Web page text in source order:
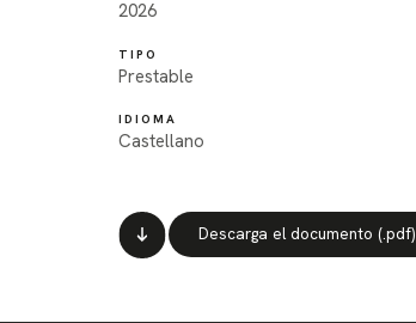
2026
TIPO
Prestable
IDIOMA
Castellano
Descarga el documento (.pdf)